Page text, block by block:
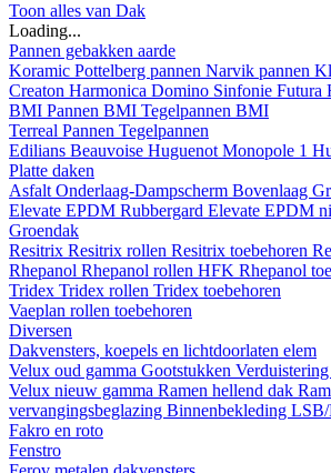
Toon alles van Dak
Loading...
Pannen gebakken aarde
Koramic Pottelberg pannen Narvik pannen
Creaton Harmonica Domino Sinfonie Futura
BMI Pannen BMI Tegelpannen BMI
Terreal Pannen Tegelpannen
Edilians Beauvoise Huguenot Monopole 1
Platte daken
Asfalt Onderlaag-Dampscherm Bovenlaag
Elevate EPDM Rubbergard Elevate EPDM
Groendak
Resitrix Resitrix rollen Resitrix toebehoren
Rhepanol Rhepanol rollen HFK Rhepanol
Tridex Tridex rollen Tridex toebehoren
Vaeplan rollen toebehoren
Diversen
Dakvensters, koepels en lichtdoorlaten elem
Velux oud gamma Gootstukken Verduistering
Velux nieuw gamma Ramen hellend dak
vervangingsbeglazing Binnenbekleding
Fakro en roto
Fenstro